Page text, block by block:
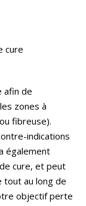
cure
afin de
zones à
fibreuse).
indications
également
cure, et peut
au long de
objectif perte